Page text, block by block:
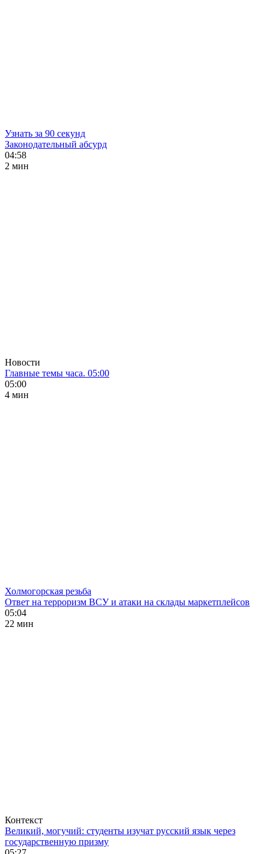
Узнать за 90 секунд
Законодательный абсурд
04:58
2 мин
Новости
Главные темы часа. 05:00
05:00
4 мин
Холмогорская резьба
Ответ на терроризм ВСУ и атаки на склады маркетплейсов
05:04
22 мин
Контекст
Великий, могучий: студенты изучат русский язык через
государственную призму